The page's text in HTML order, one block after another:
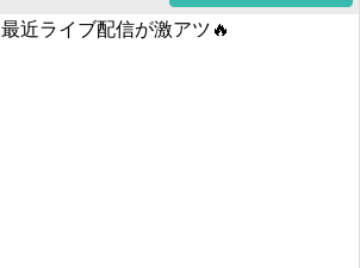
最近ライブ配信が激アツ🔥